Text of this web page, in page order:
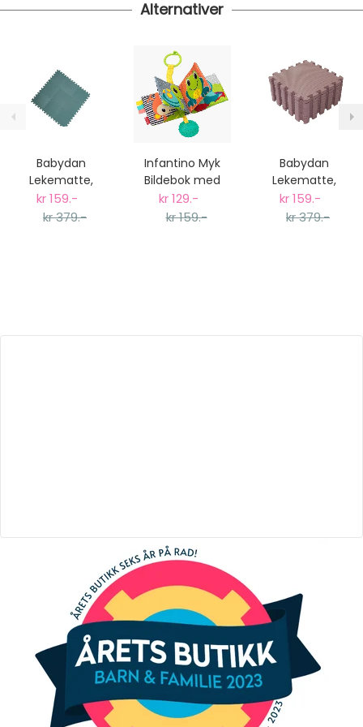
Alternativer
Babydan
Lekematte,
Dusty Green
kr 159.-
kr 379.-
Infantino Myk
Bildebok med
lyder og biteleke
kr 129.-
kr 159.-
Babydan
Lekematte,
Dusty Rose
kr 159.-
kr 379.-